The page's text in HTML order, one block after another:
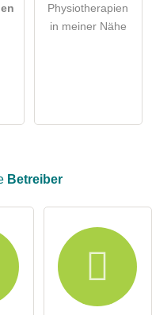
Fragen sindfür alle
Physiotherapien
in meiner Nähe
Betreiber